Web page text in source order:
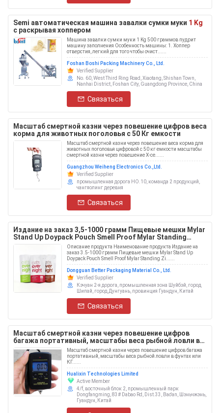
Semi автоматическая машина завалки сумки муки 1 Kg
с раскрывая хоппером
Машина завалки сумки муки 1 Kg 500 граммов пудрит
машину заполнения Особенность машины: 1. Хоппер
отверстия, легкий для того чтобы очист......
Foshan Boshi Packing Machinery Co., Ltd.
Verified Supplier
No. 60, West Third Ring Road, Xiaotang, Shishan Town,
Nanhai District, Foshan City, Guangdong Province, China
Связаться
Масштаб смертной казни через повешение цифров веса
корма для животных поголовья с 50 Кг емкости
Масштаб смертной казни через повешение веса корма для
животных поголовья цифровой с 50 кг емкости масштабы
смертной казни через повешение Х-се......
Guangzhou Weiheng Electronics Co.,Ltd.
Verified Supplier
промышленная дорога НО.10, команда 2 продукций,
чангяолинг деревня
Связаться
Издание на заказ 3,5-1000 грамм Пищевые мешки Mylar
Stand Up Doypack Pouch Smell Proof Mylar Standing
Zipper Bags с логотипомОписание продукта Наименование продукта Издание на
заказ 3.5-1000 грамм Пищевые мешки Mylar Stand Up
Doypack Pouch Smell Proof Mylar Standing Zi......
Dongguan Better Packaging Material Co., Ltd.
Verified Supplier
Кэчуан 2-я дорога, промышленная зона Шуйбэй, город
Шипай, город Дунгуань, провинция Гуандун, Китай
Связаться
Масштаб смертной казни через повешение цифров
багажа портативный, масштабы веса рыбной ловли в
фунтах или КГ
Масштаб смертной казни через повешение цифров багажа
портативный, масштабы веса рыбной ловли в фунтах или
КГ......
Hualixin Technologies Limited
Active Member
4/f, восточный блок 2, промышленный парк
Dongfangming, 83# Dabao Rd, Dist.33, Bao'an, Шэньчжэнь,
Гуандун, Китай